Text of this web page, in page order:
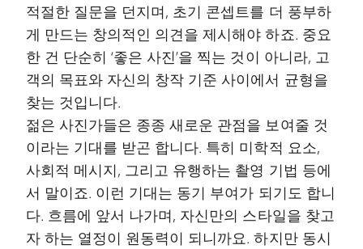
적절한 질문을 던지며, 초기 콘셉트를 더 풍부하
게 만드는 창의적인 의견을 제시해야 하죠. 중요
한 건 단순히 ‘좋은 사진’을 찍는 것이 아니라, 고
객의 목표와 자신의 창작 기준 사이에서 균형을
찾는 것입니다.
젊은 사진가들은 종종 새로운 관점을 보여줄 것
이라는 기대를 받곤 합니다. 특히 미학적 요소,
사회적 메시지, 그리고 유행하는 촬영 기법 등에
서 말이죠. 이런 기대는 동기 부여가 되기도 합니
다. 흐름에 앞서 나가며, 자신만의 스타일을 찾고
자 하는 열정이 원동력이 되니까요. 하지만 동시